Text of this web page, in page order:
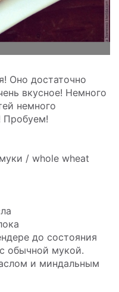
Оно достаточно
вкусное! Немного
немного
Пробуем!
/ whole wheat
до состояния
обычной мукой.
и миндальным